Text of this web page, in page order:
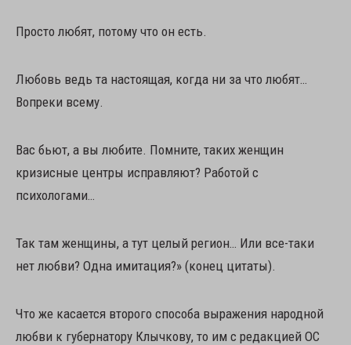
Просто любят, потому что он есть.
Любовь ведь та настоящая, когда ни за что любят…
Вопреки всему.
Вас бьют, а вы любите. Помните, таких женщин
кризисные центры исправляют? Работой с
психологами…
Так там женщины, а тут целый регион… Или все-таки
нет любви? Одна имитация?» (конец цитаты).
Что же касается второго способа выражения народной
любви к губернатору Клычкову, то им с редакцией ОС